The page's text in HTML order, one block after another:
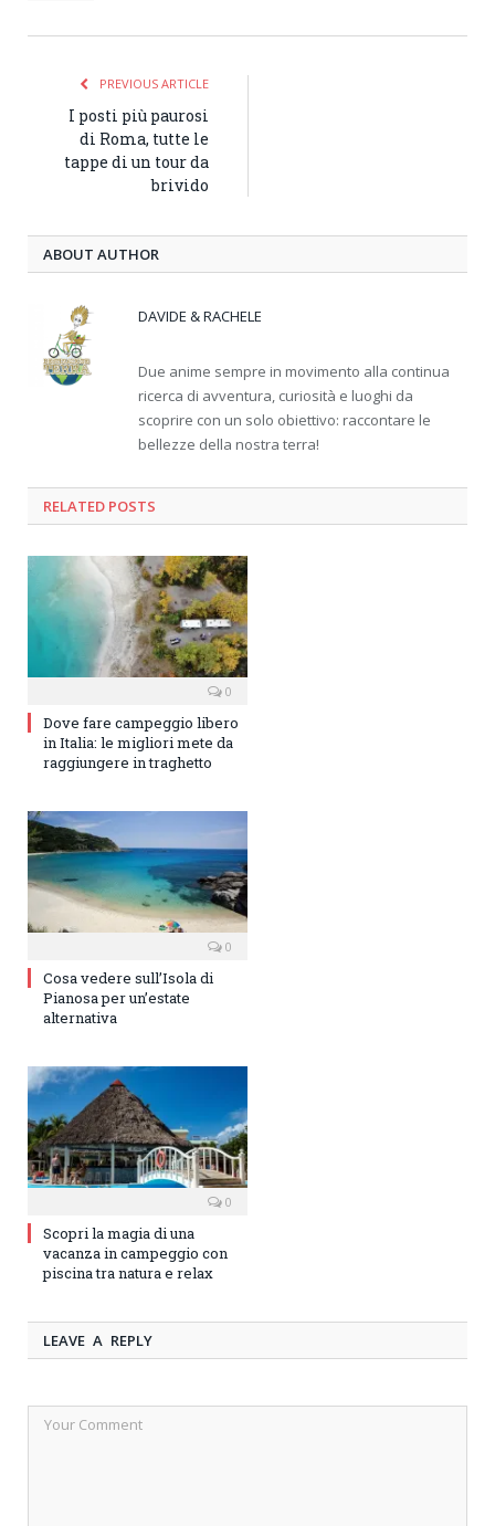
PREVIOUS ARTICLE
I posti più paurosi
di Roma, tutte le
tappe di un tour da
brivido
ABOUT AUTHOR
DAVIDE & RACHELE
Due anime sempre in movimento alla continua
ricerca di avventura, curiosità e luoghi da
scoprire con un solo obiettivo: raccontare le
bellezze della nostra terra!
RELATED POSTS
0
Dove fare campeggio libero
in Italia: le migliori mete da
raggiungere in traghetto
0
Cosa vedere sull’Isola di
Pianosa per un’estate
alternativa
0
Scopri la magia di una
vacanza in campeggio con
piscina tra natura e relax
LEAVE A REPLY